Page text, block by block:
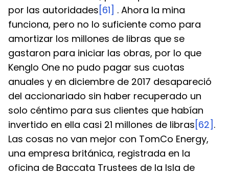
por las autoridades [61] . Ahora la mina
funciona, pero no lo suficiente como para
amortizar los millones de libras que se
gastaron para iniciar las obras, por lo que
Kenglo One no pudo pagar sus cuotas
anuales y en diciembre de 2017 desapareció
del accionariado sin haber recuperado un
solo céntimo para sus clientes que habían
invertido en ella casi 21 millones de libras [62] .
Las cosas no van mejor con TomCo Energy,
una empresa británica, registrada en la
oficina de Baccata Trustees de la Isla de